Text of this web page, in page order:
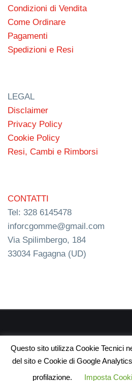
Condizioni di Vendita
Come Ordinare
Pagamenti
Spedizioni e Resi
LEGAL
Disclaimer
Privacy Policy
Cookie Policy
Resi, Cambi e Rimborsi
CONTATTI
Tel: 328 6145478
inforcgomme@gmail.com
Via Spilimbergo, 184
33034 Fagagna (UD)
Questo sito utilizza Cookie Tecnici
del sito e Cookie di Google
profilazione.
Imposta